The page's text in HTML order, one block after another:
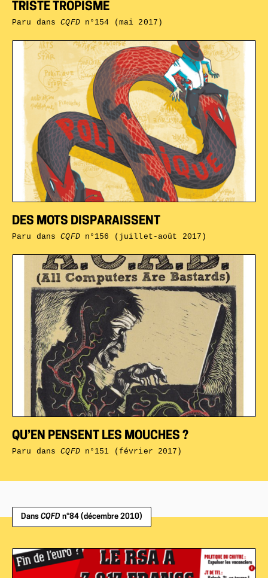
QU’EN PENSENT LES MOUCHES ?
Paru dansCQFDn°151 (février 2017)
DES MOTS DISPARAISSENT
Paru dansCQFDn°156 (juillet-août 2017)
TRISTE TROPISME
Paru dansCQFDn°154 (mai 2017)
Dans CQFD n°84 (décembre 2010)